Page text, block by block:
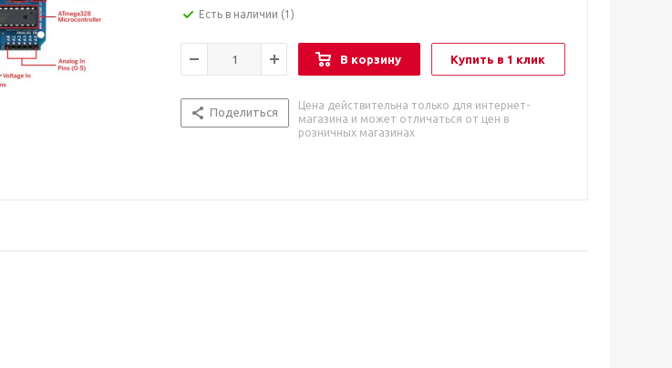
Есть в наличии (1)
В корзину Купить в 1 клик
Поделиться
Цена действительна только для интернет-
магазина и может отличаться от цен в
розничных магазинах